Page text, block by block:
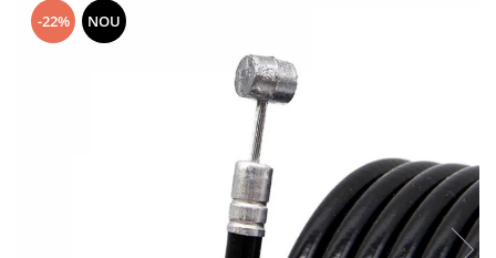
Motoare
Cabluri
https://www.doctortrotineta.ro/frane
-22% NOU